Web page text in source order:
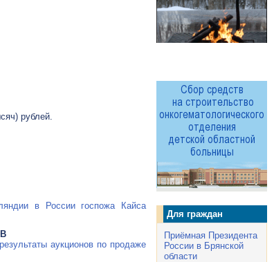
рублей.
в России госпожа Кайса
аукционов по продаже
Для граждан
Приёмная Президента
России в Брянской
области